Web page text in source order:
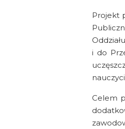
Projekt
i do
Celem